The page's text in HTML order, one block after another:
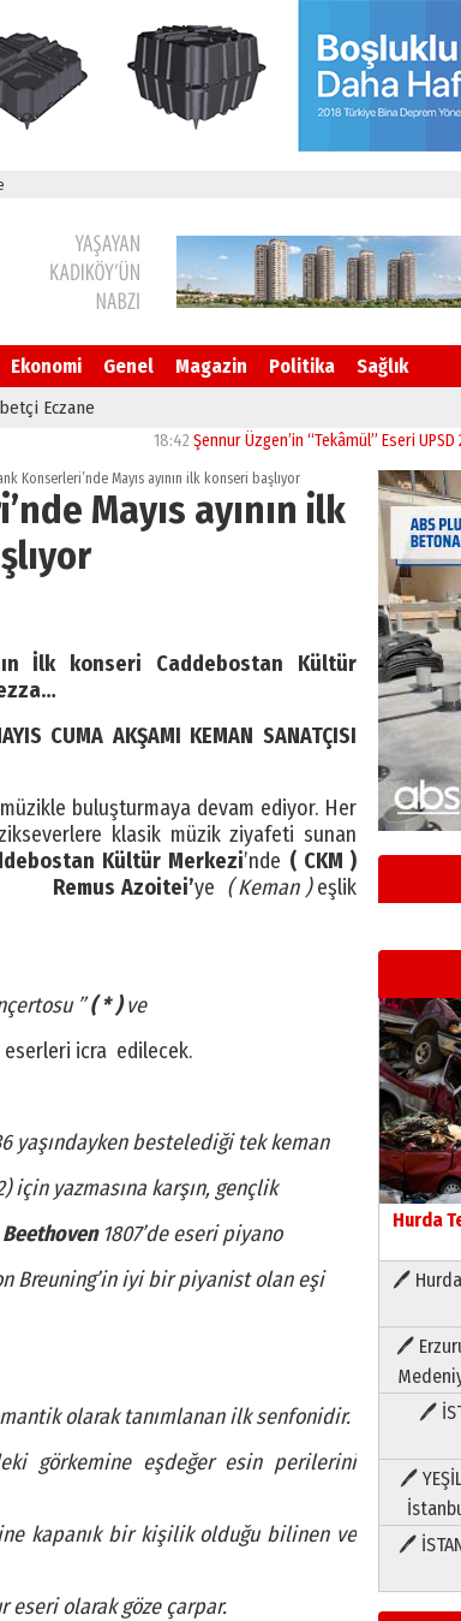
Ekonomi Genel Magazin Politika Sağlık
Eczane
Şennur Üzgen’in “Tekâmül” Eseri UPSD 2026
Konserleri’nde Mayıs ayının ilk konseri başlıyor
Mayıs ayının ilk
İlk konseri Caddebostan Kültür
CUMA AKŞAMI KEMAN SANATÇISI
buluşturmaya devam ediyor. Her
klasik müzik ziyafeti sunan
Kültür Merkezi’nde ( CKM )
Remus Azoitei’ye ( Keman )eşlik
” ( * )ve
eserleri icra edilecek.
yaşındayken bestelediği tek keman
için yazmasına karşın, gençlik
Beethoven1807’de eseri piyano
Breuning’in iyi bir piyanist olan eşi
olarak tanımlanan ilk senfonidir.
görkemine eşdeğer esin perilerini
kapanık bir kişilik olduğu bilinen ve
eseri olarak göze çarpar.
Hurda
🖊 Hurda
🖊
🖊
🖊
🖊